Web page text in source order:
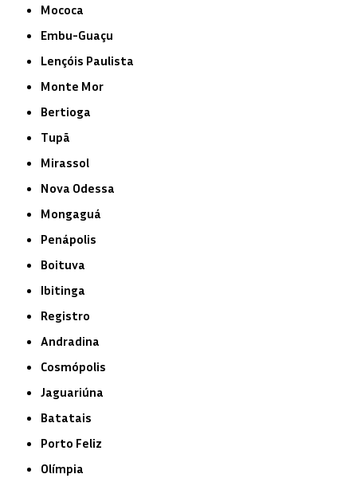
Mococa
Embu-Guaçu
Lençóis Paulista
Monte Mor
Bertioga
Tupã
Mirassol
Nova Odessa
Mongaguá
Penápolis
Boituva
Ibitinga
Registro
Andradina
Cosmópolis
Jaguariúna
Batatais
Porto Feliz
Olímpia